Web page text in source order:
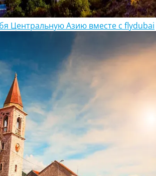
Центральную Азию вместе с flydubai